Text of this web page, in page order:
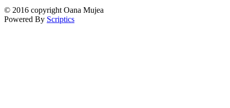
© 2016 copyright Oana Mujea
Powered By Scriptics